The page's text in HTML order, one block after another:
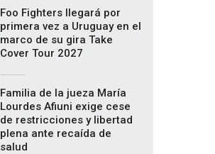
Foo Fighters llegará por
primera vez a Uruguay en el
marco de su gira Take
Cover Tour 2027
Familia de la jueza María
Lourdes Afiuni exige cese
de restricciones y libertad
plena ante recaída de
salud